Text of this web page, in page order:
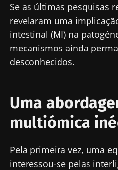
Se as últimas pesquisas
revelaram uma
intestinal (MI) na
mecanismos ainda
desconhecidos.
Uma
multiómica
Pela primeira vez, uma
interessou-se pelas